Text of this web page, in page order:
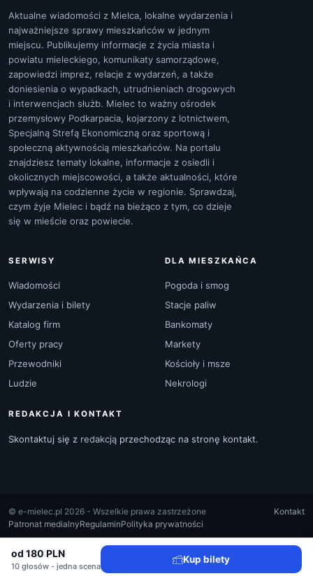
od 180 PLN
10 głosów - jedna scena
Kup bilety
Aktualne wiadomości z Mielca, lokalne wydarzenia i
najważniejsze sprawy mieszkańców w jednym
miejscu. Publikujemy informacje z życia miasta i
powiatu mieleckiego, komunikaty samorządowe,
zapowiedzi imprez, relacje z wydarzeń, a także
doniesienia o wypadkach, utrudnieniach drogowych
i interwencjach służb. Mielec to ważny ośrodek
przemysłowy Podkarpacia, kojarzony z lotnictwem,
Specjalną Strefą Ekonomiczną oraz sportową i
społeczną aktywnością mieszkańców. Na portalu
znajdziesz tematy lokalne, informacje z osiedli i
okolicznych miejscowości, a także aktualności, które
wpływają na codzienne życie w regionie. Sprawdzaj,
czym żyje Mielec i bądź na bieżąco z tym, co dzieje
się w mieście oraz powiecie.
SERWISY
Wiadomości
Wydarzenia i bilety
Katalog firm
Oferty pracy
Przewodniki
Ludzie
DLA MIESZKAŃCA
Pogoda i smog
Stacje paliw
Bankomaty
Markety
Kościoły i msze
Nekrologi
REDAKCJA I KONTAKT
Skontaktuj się z redakcją przechodząc na stronę kontakt.
© e-mielec.pl 2026 - Wszelkie prawa zastrzeżone
Kontakt
Patronat medialnyRegulaminPolityka prywatności